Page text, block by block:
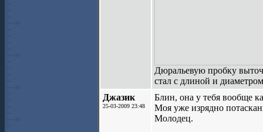
Дюральевую пробку
стал с длиной и
Джазик
25-03-2009 23:48
Блин, она у тебя вообще
Моя уже изрядно
Молодец.